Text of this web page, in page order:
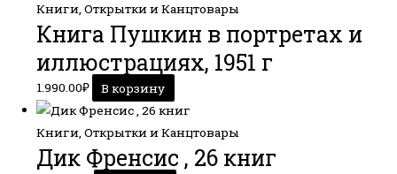
Книги, Открытки и Канцтовары
Книга Пушкин в портретах и
иллюстрациях, 1951 г
1.990.00₽ В корзину
Книги, Открытки и Канцтовары
Дик Френсис , 26 книг